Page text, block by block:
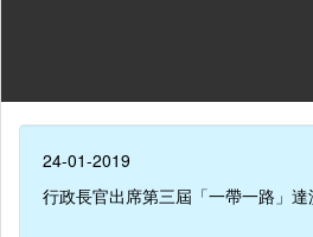
24-01-2019
行政長官出席第三屆「一帶一路」達